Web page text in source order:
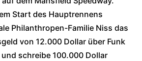
Start des Hauptrennens
Philanthropen-Familie Niss das
von 12.000 Dollar über Funk
schreibe 100.000 Dollar